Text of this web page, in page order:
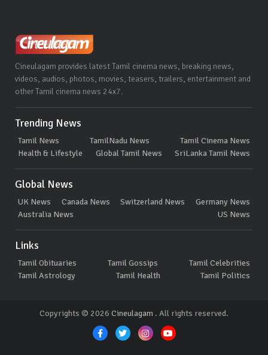
Cineulagam provides latest Tamil cinema news, breaking news,
videos, audios, photos, movies, teasers, trailers, entertainment and
other Tamil cinema news 24x7.
Trending News
Tamil News TamilNadu News
Tamil Cinema News
Health & Lifestyle
Global Tamil News SriLanka Tamil News
Global News
UK News Canada News Switzerland News
Germany News
Australia News
US News
Links
Tamil Obituaries Tamil Gossips
Tamil Celebrities
Tamil Astrology
Tamil Health Tamil Politics
Copyrights © 2026 Cineulagam . All rights reserved.